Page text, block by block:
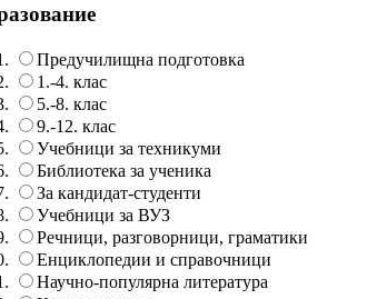
Предучилищна подготовка
1.-4. клас
5.-8. клас
9.-12. клас
Учебници за техникуми
Библиотека за ученика
За кандидат-студенти
Учебници за ВУЗ
Речници, разговорници, граматики
Енциклопедии и справочници
Научно-популярна литература